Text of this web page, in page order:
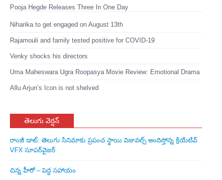
Pooja Hegde Releases Three In One Day
Niharika to get engaged on August 13th
Rajamouli and family tested positive for COVID-19
Venky shocks his directors
Uma Maheswara Ugra Roopasya Movie Review: Emotional Drama
Allu Arjun’s Icon is not shelved
తెలుగు వెర్షన్
రాంజీ డాట్: తెలుగు సినిమాకు ప్రపంచ స్థాయి విజువల్స్ అందిస్తోన్న క్రియేటివ్
VFX సూపర్‌వైజర్
చిన్న హీరో – పెద్ద సహాయం